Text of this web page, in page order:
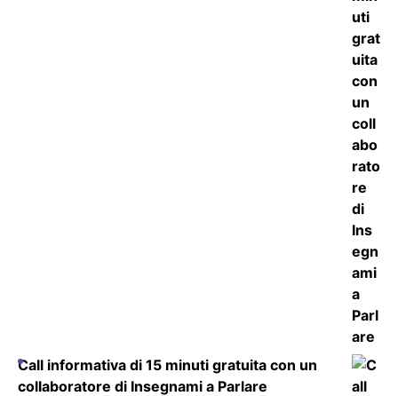
Call informativa di 15 minuti gratuita con un
collaboratore di Insegnami a Parlare